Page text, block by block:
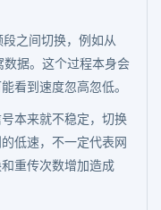
之间切换，例如从
据。这个过程本身会
看到速度忽高忽低。
本来就不稳定，切换
低速，不一定代表网
重传次数增加造成